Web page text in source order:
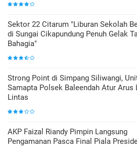
Sektor 22 Citarum "Liburan Sekolah
di Sungai Cikapundung Penuh Gelak
Bahagia"
Strong Point di Simpang Siliwangi,
Samapta Polsek Baleendah Atur Arus
Lintas
AKP Faizal Riandy Pimpin Langsung
Pengamanan Pasca Final Piala